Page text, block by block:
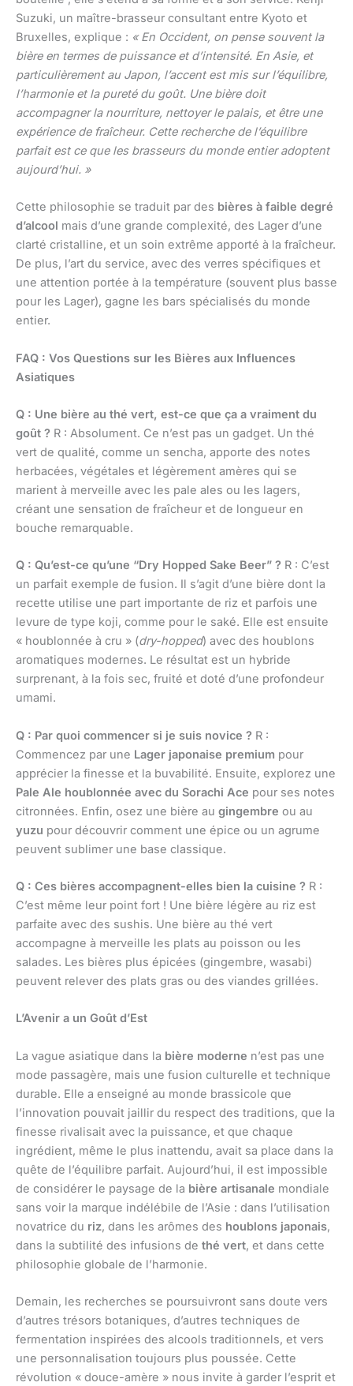
Suzuki, un maître-brasseur consultant entre Kyoto et
Bruxelles, explique : « En Occident, on pense souvent la
bière en termes de puissance et d’intensité. En Asie, et
particulièrement au Japon, l’accent est mis sur l’équilibre,
l’harmonie et la pureté du goût. Une bière doit
accompagner la nourriture, nettoyer le palais, et être une
expérience de fraîcheur. Cette recherche de l’équilibre
parfait est ce que les brasseurs du monde entier adoptent
aujourd’hui. »
Cette philosophie se traduit par des bières à faible degré
d’alcool mais d’une grande complexité, des Lager d’une
clarté cristalline, et un soin extrême apporté à la fraîcheur.
De plus, l’art du service, avec des verres spécifiques et
une attention portée à la température (souvent plus basse
pour les Lager), gagne les bars spécialisés du monde
entier.
FAQ : Vos Questions sur les Bières aux Influences
Asiatiques
Q : Une bière au thé vert, est-ce que ça a vraiment du
goût ? R : Absolument. Ce n’est pas un gadget. Un thé
vert de qualité, comme un sencha, apporte des notes
herbacées, végétales et légèrement amères qui se
marient à merveille avec les pale ales ou les lagers,
créant une sensation de fraîcheur et de longueur en
bouche remarquable.
Q : Qu’est-ce qu’une “Dry Hopped Sake Beer” ? R : C’est
un parfait exemple de fusion. Il s’agit d’une bière dont la
recette utilise une part importante de riz et parfois une
levure de type koji, comme pour le saké. Elle est ensuite
« houblonnée à cru » (dry-hopped) avec des houblons
aromatiques modernes. Le résultat est un hybride
surprenant, à la fois sec, fruité et doté d’une profondeur
umami.
Q : Par quoi commencer si je suis novice ? R :
Commencez par une Lager japonaise premium pour
apprécier la finesse et la buvabilité. Ensuite, explorez une
Pale Ale houblonnée avec du Sorachi Ace pour ses notes
citronnées. Enfin, osez une bière au gingembre ou au
yuzu pour découvrir comment une épice ou un agrume
peuvent sublimer une base classique.
Q : Ces bières accompagnent-elles bien la cuisine ? R :
C’est même leur point fort ! Une bière légère au riz est
parfaite avec des sushis. Une bière au thé vert
accompagne à merveille les plats au poisson ou les
salades. Les bières plus épicées (gingembre, wasabi)
peuvent relever des plats gras ou des viandes grillées.
L’Avenir a un Goût d’Est
La vague asiatique dans la bière moderne n’est pas une
mode passagère, mais une fusion culturelle et technique
durable. Elle a enseigné au monde brassicole que
l’innovation pouvait jaillir du respect des traditions, que la
finesse rivalisait avec la puissance, et que chaque
ingrédient, même le plus inattendu, avait sa place dans la
quête de l’équilibre parfait. Aujourd’hui, il est impossible
de considérer le paysage de la bière artisanale mondiale
sans voir la marque indélébile de l’Asie : dans l’utilisation
novatrice du riz, dans les arômes des houblons japonais,
dans la subtilité des infusions de thé vert, et dans cette
philosophie globale de l’harmonie.
Demain, les recherches se poursuivront sans doute vers
d’autres trésors botaniques, d’autres techniques de
fermentation inspirées des alcools traditionnels, et vers
une personnalisation toujours plus poussée. Cette
révolution « douce-amère » nous invite à garder l’esprit et